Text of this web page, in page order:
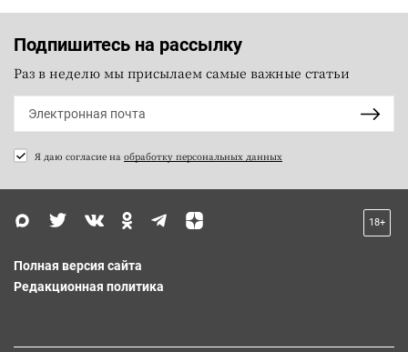
Подпишитесь на рассылку
Раз в неделю мы присылаем самые важные статьи
Я даю согласие на обработку персональных данных
18+
Полная версия сайта
Редакционная политика